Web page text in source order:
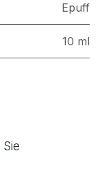
Epuff
10 ml